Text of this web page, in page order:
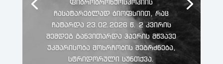
ფიბრობრონქოსკოპიის
ჩასატარებლად ბიოფსიით, რაც
ჩატარდა 23.02.2026 წ. 2 კვირის
შემდეგ განვითარდა ჰაერის მწვავე
უკმარისობა მოხრჩობის შეგრძნება,
სტრიდორული სუნთქვა.